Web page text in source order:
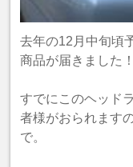
去年の12月中旬頃
商品が届きました！
すでにこのヘッド
者様がおられます
で。